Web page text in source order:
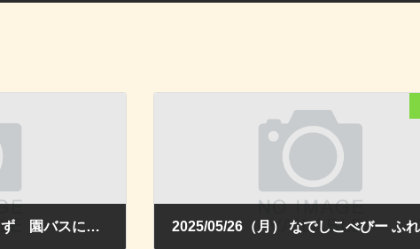
2025/06/24 なでしこきっず 園バスに乗ってプチドライブしよう！紫陽花の和菓子を作って食べよう！！